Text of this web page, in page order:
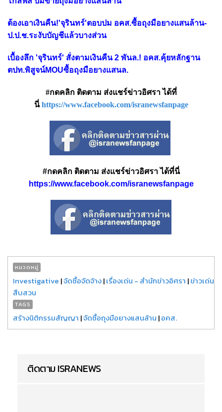
ต้องเอาเงินคืน!'จุรินทร์'ตอบปม อคส.ซื้อถุงมือยางแสนล้าน-
ป.ป.ช.ระงับบัญชีแล้วบางส่วน
เบื้องลึก 'จุรินทร์' สั่งตามเงินคืน 2 พันล.! อคส.คุ้ยหลักฐาน
ตปท.พิสูจน์MOUซื้อถุงมือยางแสนล.
#กดคลิก ติดตาม ส่งแชร์ข่าวอิศรา ได้ที่
นี่https://www.facebook.com/isranewsfanpage
#กดคลิก ติดตาม ส่งแชร์ข่าวอิศรา ได้ที่นี่
https://www.facebook.com/isranewsfanpage
หมวดหมู่
Investigative |จัดซื้อจัดจ้าง|เรื่องเด่น - สำนักข่าวอิศรา |ข่าวเด่น
สืบสวน
TAGS
สร้างนิติกรรมสัญญา |จัดซื้อถุงมือยางแสนล้าน |อคส.
ติดตาม ISRANEWS